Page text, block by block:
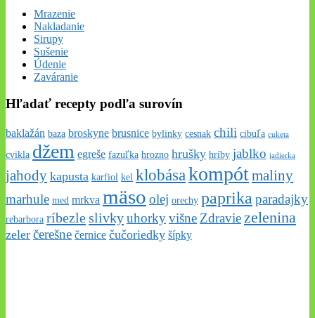
Mrazenie
Nakladanie
Sirupy
Sušenie
Údenie
Zaváranie
Hľadať recepty podľa surovín
baklažán baza broskyne brusnice bylinky cesnak chili cibuľa cuketa
cvikla džem egreše fazuľka hrozno hrušky hríby jablko jadierka
jahody kapusta karfiol kel klobásakompótmaliny
marhule med mrkva mäso olej orechy paprika paradajky
rebarbora ríbezleslivkyuhorkyvišne Zdravie zelenina
zeler čerešne černice čučoriedky šípky